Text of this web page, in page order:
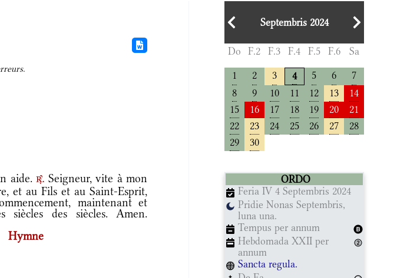
aide.r. Seigneur, vite à mon
et au Fils et au Saint-Esprit,
maintenant et
siècles des siècles. Amen.
Hymne
Septembris 2024
Do F.2 F.3 F.4 F.5 F.6 Sa
1 2 3 4 5 6
7
8
9 10 11 12 13
14
15
16 17 18 19 20
21
22
23 24 25 26 27
28
29
30
ORDO
Feria IV 4 Septembris 2024
Pridie Nonas Septembris,
luna una.
Tempus per annum
Hebdomada XXII per
annum
Sancta regula.